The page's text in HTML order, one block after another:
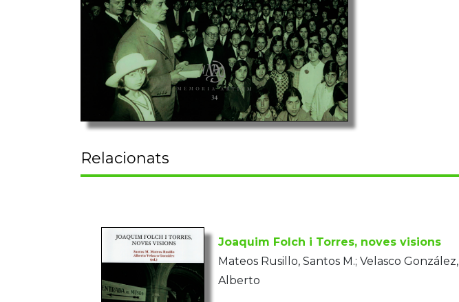
Relacionats
Joaquim Folch i Torres, noves visions
Mateos Rusillo, Santos M.; Velasco González,
Alberto